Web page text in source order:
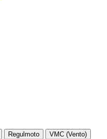
Regulmoto VMC (Vento)